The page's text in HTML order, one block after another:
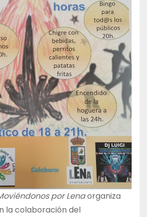
por Lenaorganiza
la colaboración del